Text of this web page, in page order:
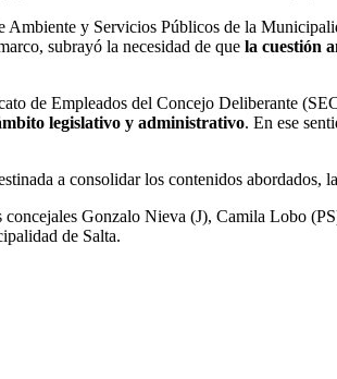
Ambiente y Servicios Públicos de la
subrayó la necesidad de que la cuestión
de Empleados del Concejo Deliberante
legislativo y administrativo. En ese
a consolidar los contenidos
Gonzalo Nieva (J), Camila Lobo
de Salta.